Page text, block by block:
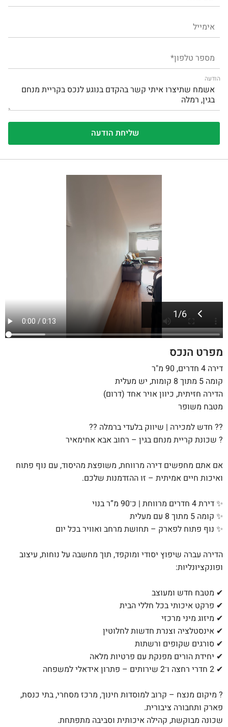
הודעה
1/6
מפרט הנכס
דירה 4 חדרים, 90 מ"ר
קומה 5 מתוך 8 קומות, יש מעלית
הדירה חזיתית, כיוון אויר אחד (דרום)
מטבח משופר
?? חדש למכירה | שיווק בלעדי ברמלה ??
? שכונת קריית מנחם בגין – רחוב אבא אחימאיר
אם אתם מחפשים דירה מרווחת, משופצת מהיסוד, עם נוף פתוח
ואיכות חיים אמיתית – זו ההזדמנות שלכם.
✨ דירת 4 חדרים מרווחת | כ־90 מ”ר בנוי
✨ קומה 5 מתוך 8 עם מעלית
✨ נוף פתוח לפארק – תחושת מרחב ואוויר בכל יום
הדירה עברה שיפוץ יסודי ומוקפד, תוך מחשבה על נוחות, עיצוב
ופונקציונליות:
✔ מטבח חדש ומעוצב
✔ פרקט איכותי בכל חללי הבית
✔ מיזוג מיני מרכזי
✔ אינסטלציה וצנרת חדשות לחלוטין
✔ סורגים שקופים ורשתות
✔ יחידת הורים מפנקת עם פרטיות מלאה
✔ 2 חדרי רחצה ו־2 שירותים – פתרון אידאלי למשפחה
? מיקום מנצח – קרוב למוסדות חינוך, מרכז מסחרי, בתי כנסת,
פארק ותחבורה ציבורית.
שכונה מבוקשת, קהילה איכותית וסביבה מתפתחת.